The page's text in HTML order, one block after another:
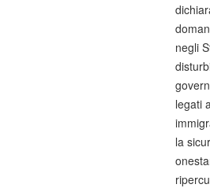
negli
legati
la